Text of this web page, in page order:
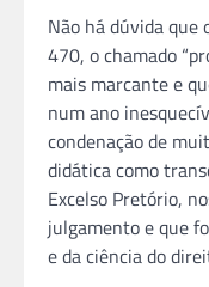
Não há dúvida que
470, o chamado
mais marcante e
num ano
condenação de
didática como
Excelso Pretório,
julgamento e que
e da ciência do